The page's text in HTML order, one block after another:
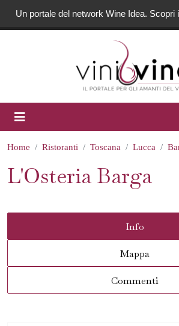
Un portale del network Wine Idea. Scopri
Home Ristoranti Toscana Lucca
L'Osteria Barga
Info
Mappa
Commenti